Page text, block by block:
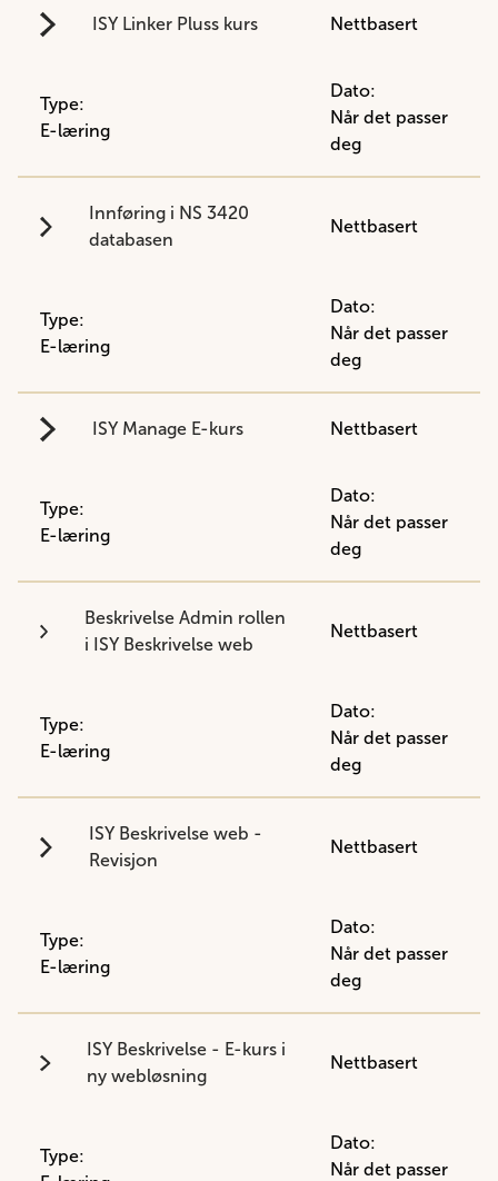
ISY Linker Pluss kurs Nettbasert
Type:
E-læring
Dato:
Når det passer
deg
Innføring i NS 3420
databasen
Nettbasert
Type:
E-læring
Dato:
Når det passer
deg
ISY Manage E-kurs Nettbasert
Type:
E-læring
Dato:
Når det passer
deg
Beskrivelse Admin rollen
i ISY Beskrivelse web
Nettbasert
Type:
E-læring
Dato:
Når det passer
deg
ISY Beskrivelse web -
Revisjon
Nettbasert
Type:
E-læring
Dato:
Når det passer
deg
ISY Beskrivelse - E-kurs i
ny webløsning
Nettbasert
Type:
Dato:
Når det passer